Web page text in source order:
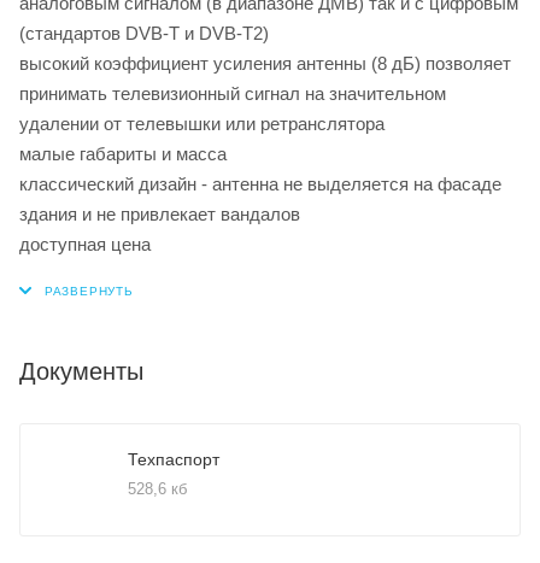
(стандартов DVB-T и DVB-T2)
высокий коэффициент усиления антенны (8 дБ) позволяет
принимать телевизионный сигнал на значительном
удалении от телевышки или ретранслятора
малые габариты и масса
классический дизайн - антенна не выделяется на фасаде
здания и не привлекает вандалов
доступная цена
Документы
Техпаспорт
528,6 кб